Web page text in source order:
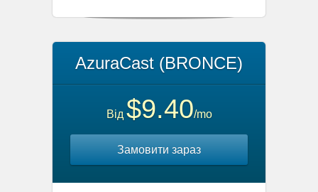
AzuraCast (BRONCE)
Від $9.40/mo
Замовити зараз